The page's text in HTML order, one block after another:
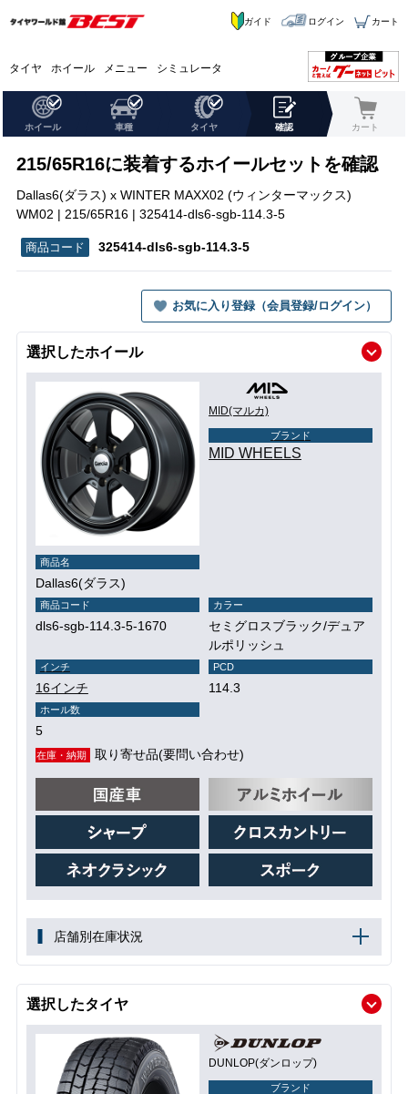
タイヤ ホイール メニュー シミュレータ
ガイド ログイン カート
ホイール 車種 タイヤ 確認 カート
215/65R16に装着するホイールセットを確認
Dallas6(ダラス) x WINTER MAXX02 (ウィンターマックス)
WM02 | 215/65R16 | 325414-dls6-sgb-114.3-5
325414-dls6-sgb-114.3-5
お気に入り登録（会員登録/ログイン）
選択したホイール
MID(マルカ)
ブランド
MID WHEELS
商品名
Dallas6(ダラス)
商品コード
dls6-sgb-114.3-5-1670
カラー
セミグロスブラック/デュア
ルポリッシュ
インチ
16インチ
PCD
114.3
ホール数
5
在庫・納期 取り寄せ品(要問い合わせ)
店舗別在庫状況
選択したタイヤ
DUNLOP(ダンロップ)
ブランド